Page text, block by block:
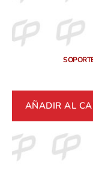
AÑADIR AL